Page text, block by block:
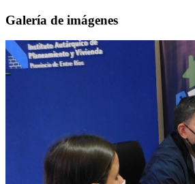
Galería de imágenes